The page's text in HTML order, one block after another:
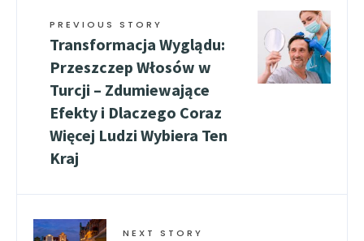
PREVIOUS STORY
Transformacja Wyglądu:
Przeszczep Włosów w
Turcji – Zdumiewające
Efekty i Dlaczego Coraz
Więcej Ludzi Wybiera Ten
Kraj
NEXT STORY